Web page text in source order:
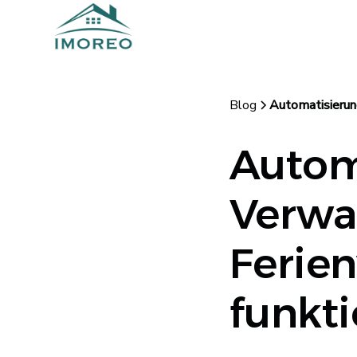
Blog